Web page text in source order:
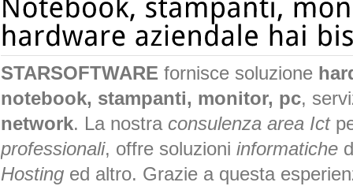
STARSOFTWARE fornisce soluzione
notebook, stampanti, monitor, pc,
network. La nostra consulenza area Ict
professionali, offre soluzioni informatiche
Hosting ed altro. Grazie a questa